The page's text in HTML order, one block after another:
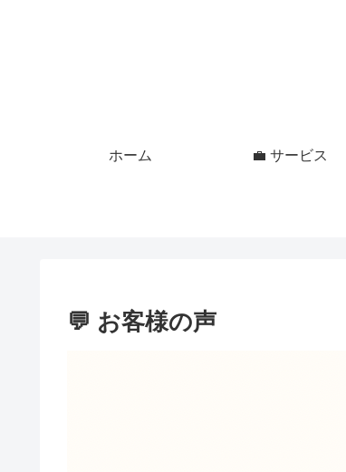
ホーム 💼 サービス
💬 お客様の声